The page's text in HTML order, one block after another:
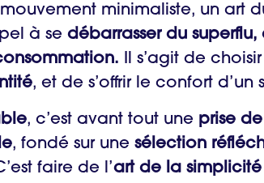
minimaliste, un art
à se débarrasser du
Il s’agit de
, et de s’offrir le confort d’un
, c’est avant tout une prise
, fondé sur une sélection
faire de l’art de la simplicité